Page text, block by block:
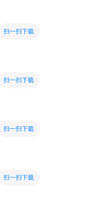
扫一扫下载
扫一扫下载
扫一扫下载
扫一扫下载